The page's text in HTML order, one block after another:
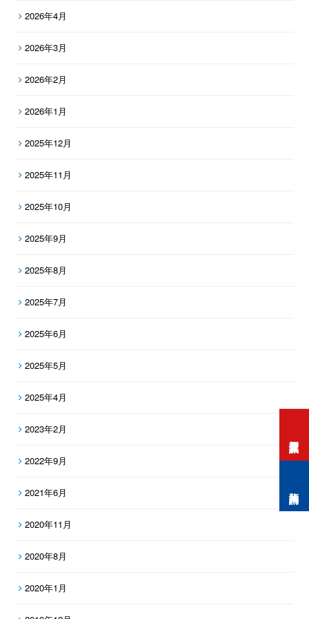
2026年4月
2026年3月
2026年2月
2026年1月
2025年12月
2025年11月
2025年10月
2025年9月
2025年8月
2025年7月
2025年6月
2025年5月
2025年4月
2023年2月
2022年9月
2021年6月
2020年11月
2020年8月
2020年1月